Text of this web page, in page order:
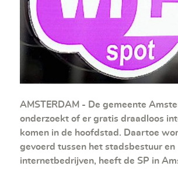
AMSTERDAM - De gemeente
onderzoekt of er gratis draadloos
komen in de hoofdstad. Daartoe
gevoerd tussen het stadsbestuur en
internetbedrijven, heeft de SP in